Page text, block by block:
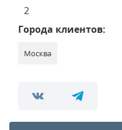
2
Города клиентов:
Москва